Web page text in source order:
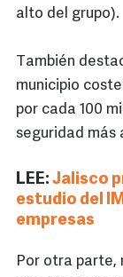
alto del grupo).
También
municipio
por cada 100
seguridad más
LEE: Jalisco
estudio del
empresas
Por otra parte,